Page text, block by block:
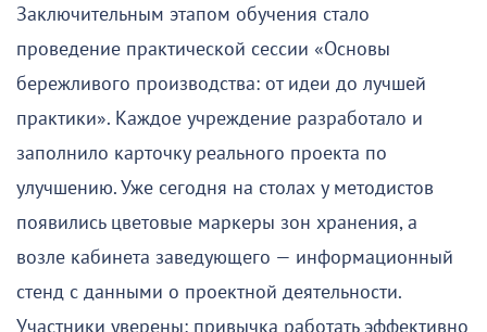
Заключительным этапом обучения стало
проведение практической сессии «Основы
бережливого производства: от идеи до лучшей
практики». Каждое учреждение разработало и
заполнило карточку реального проекта по
улучшению. Уже сегодня на столах у методистов
появились цветовые маркеры зон хранения, а
возле кабинета заведующего — информационный
стенд с данными о проектной деятельности.
Участники уверены: привычка работать эффективно